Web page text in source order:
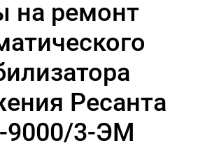
на ремонт
Ресанта
3-ЭМ